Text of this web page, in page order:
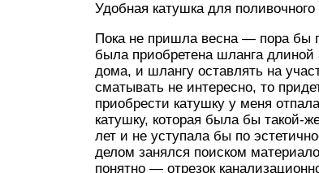
Удобная катушка для
Пока не пришла весна — пора бы
была приобретена шланга
дома, и шлангу оставлять на
сматывать не интересно, то
приобрести катушку у меня
катушку, которая была бы такой-
лет и не уступала бы по
делом занялся поиском
понятно — отрезок